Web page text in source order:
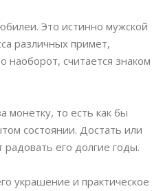
Это истинно мужской
различных примет,
считается знаком
монетку, то есть как бы
состоянии. Достать или
его долгие годы.
украшение и практическое